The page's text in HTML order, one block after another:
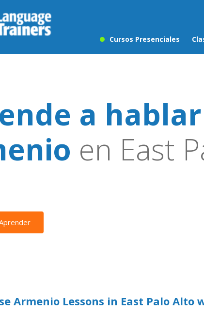
Cursos Presenciales
a hablar
en East
Armenio Lessons in East Palo